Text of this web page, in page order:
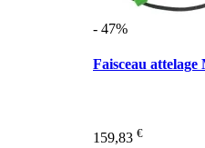
- 47%
Faisceau
159,83 €